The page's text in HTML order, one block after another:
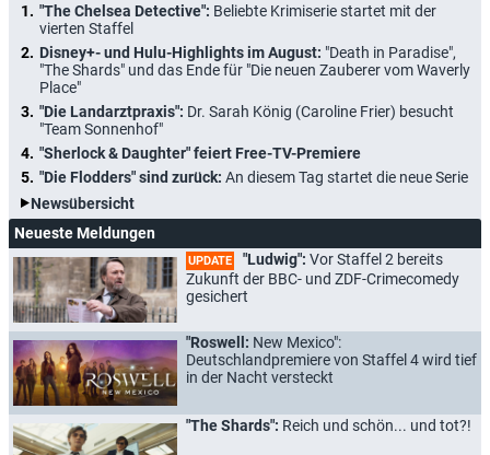
"The Chelsea Detective": Beliebte Krimiserie startet mit der
vierten Staffel
Disney+- und Hulu-Highlights im August: "Death in Paradise",
"The Shards" und das Ende für "Die neuen Zauberer vom Waverly
Place"
"Die Landarztpraxis": Dr. Sarah König (Caroline Frier) besucht
"Team Sonnenhof"
"Sherlock & Daughter" feiert Free-TV-Premiere
"Die Flodders" sind zurück: An diesem Tag startet die neue Serie
Newsübersicht
Neueste Meldungen
UPDATE "Ludwig": Vor Staffel 2 bereits
Zukunft der BBC- und ZDF-Crimecomedy
gesichert
"Roswell: New Mexico":
Deutschlandpremiere von Staffel 4 wird tief
in der Nacht versteckt
"The Shards": Reich und schön... und tot?!